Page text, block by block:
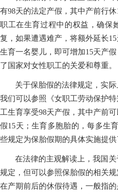
有98天的法定产假，其中产前行
职工在生育过程中的权益，确保
复，如果遭遇难产，将额外延长
生育一名婴儿，即可增加15天产
了国家对女性职工的关爱和尊重。
关于保胎假的法律规定，实
我们可以参照《女职工劳动保护
工生育享受98天产假，其中产前
假15天；生育多胞胎的，每多生
些规定为保胎假期的具体实施提供
在法律的主观解读上，我国
规定，但可以参照保胎假的相关
在产期前后的休假待遇，一般指